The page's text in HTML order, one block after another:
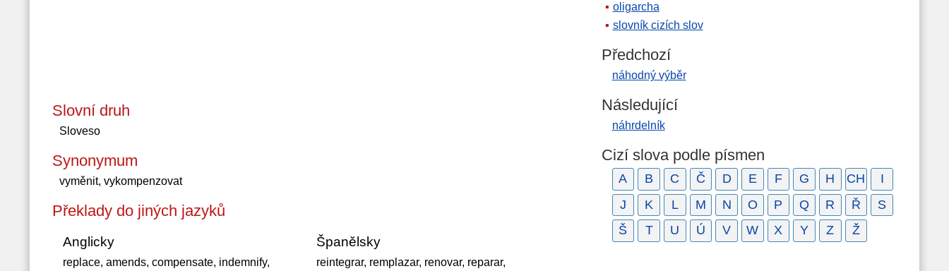
Slovní druh
Sloveso
Synonymum
vyměnit, vykompenzovat
Překlady do jiných jazyků
Anglicky
replace, amends, compensate, indemnify,
Španělsky
reintegrar, remplazar, renovar, reparar,
oligarcha
slovník cizích slov
Předchozí
náhodný výběr
Následující
náhrdelník
Cizí slova podle písmen
A B C Č D E F G H CH
I
J
K L M N O P Q R Ř
S
Š
T U Ú V W X Y Z Ž